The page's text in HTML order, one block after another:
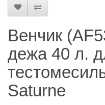
Венчик
дежа 40 л.
Saturne